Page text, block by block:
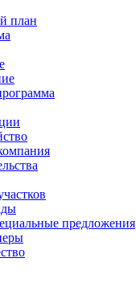
план
предложения